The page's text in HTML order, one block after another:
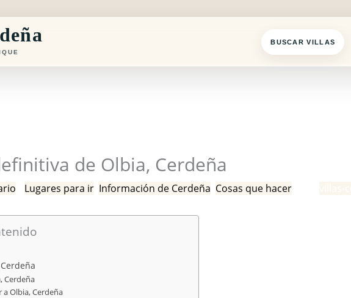
BUSCAR VILLAS
de Olbia, Cerdeña
Lugares para ir, Información de Cerdeña Cosas que hacer/ Por
Cerdeña
a Olbia, Cerdeña